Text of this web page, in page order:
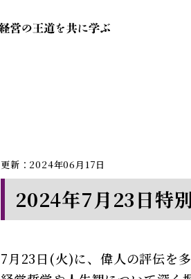
更新：2024年06月17日
2024年7月23日特
7月23日(火)に、偉人の評伝を